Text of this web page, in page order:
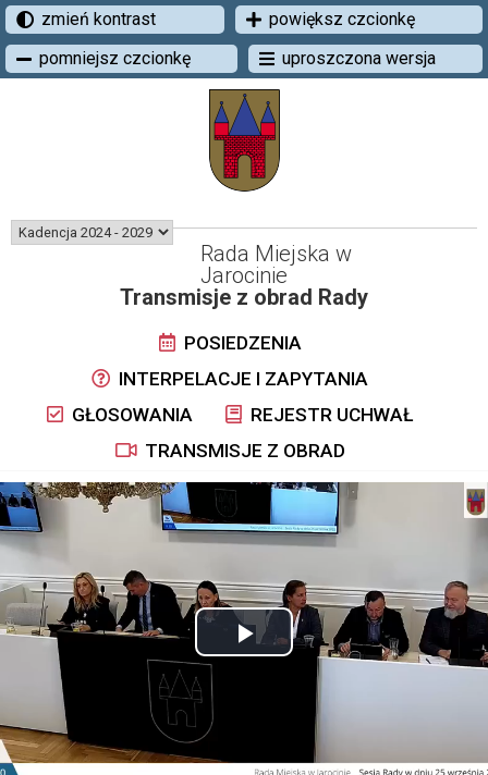
zmień kontrast
powiększ czcionkę
pomniejsz czcionkę
uproszczona wersja
Rada Miejska w
Jarocinie
Transmisje z obrad Rady
POSIEDZENIA
INTERPELACJE I ZAPYTANIA
GŁOSOWANIA
REJESTR UCHWAŁ
TRANSMISJE Z OBRAD
Play
Video